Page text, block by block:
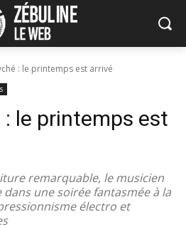
: le printemps est arrivé
: le printemps est
remarquable, le musicien
une soirée fantasmée à la
électro et